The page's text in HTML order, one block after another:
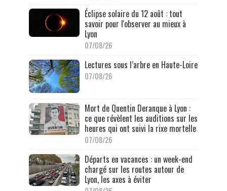
Éclipse solaire du 12 août : tout
savoir pour l'observer au mieux à
Lyon
07/08/26
Lectures sous l’arbre en Haute-Loire
07/08/26
Mort de Quentin Deranque à Lyon :
ce que révèlent les auditions sur les
heures qui ont suivi la rixe mortelle
07/08/26
Départs en vacances : un week-end
chargé sur les routes autour de
Lyon, les axes à éviter